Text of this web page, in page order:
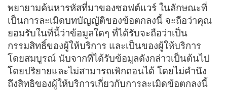
พยายามค้นหารหัสที่มาของซอฟต์แวร์ ในลักษณะที่
เป็นการละเมิดบทบัญญัติของข้อตกลงนี้ จะถือว่าคุณ
ยอมรับในที่นี้ว่าข้อมูลใดๆ ที่ได้รับจะถือว่าเป็น
กรรมสิทธิ์ของผู้ให้บริการ และเป็นของผู้ให้บริการ
โดยสมบูรณ์ นับจากที่ได้รับข้อมูลดังกล่าวเป็นต้นไป
โดยปริยายและไม่สามารถเพิกถอนได้ โดยไม่คำนึง
ถึงสิทธิของผู้ให้บริการเกี่ยวกับการละเมิดข้อตกลงนี้